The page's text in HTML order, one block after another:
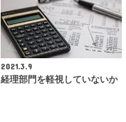
2021.3.9
経理部門を軽視していないか